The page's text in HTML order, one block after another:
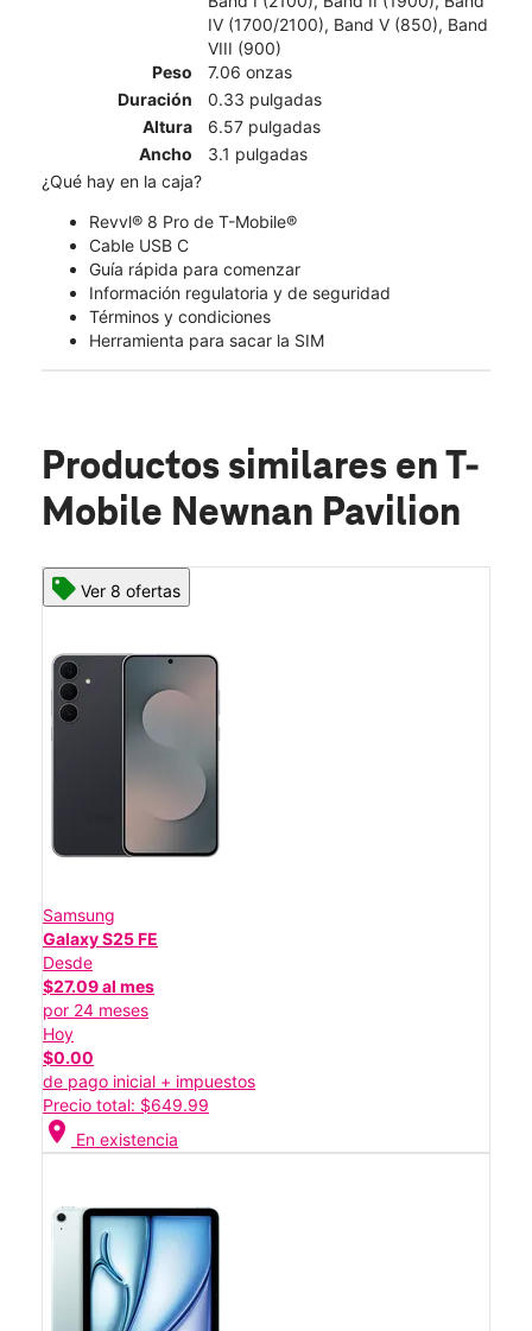
IV (1700/2100), Band V (850), Band
VIII (900)
Peso
7.06 onzas
Duración
0.33 pulgadas
Altura
6.57 pulgadas
Ancho
3.1 pulgadas
¿Qué hay en la caja?
Revvl® 8 Pro de T-Mobile®
Cable USB C
Guía rápida para comenzar
Información regulatoria y de seguridad
Términos y condiciones
Herramienta para sacar la SIM
Productos similares en T-
Mobile Newnan Pavilion
Ver 8 ofertas
Samsung
Galaxy S25 FE
Desde
$27.09 al mes
por 24 meses
Hoy
$0.00
de pago inicial + impuestos
Precio total: $649.99
location_on En existencia